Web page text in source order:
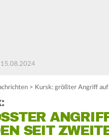
> Kursk: größter Angriff
SEIT